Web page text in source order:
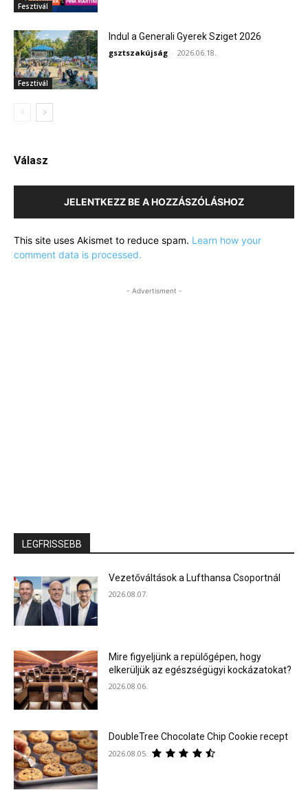
Fesztivál
Fesztivál
Indul a Generali Gyerek Sziget 2026
gsztszakújság - 2026.06.18.
Válasz
JELENTKEZZ BE A HOZZÁSZÓLÁSHOZ
This site uses Akismet to reduce spam. Learn how your
comment data is processed.
- Advertisment -
LEGFRISSEBB
Vezetőváltások a Lufthansa Csoportnál
2026.08.07.
Mire figyeljünk a repülőgépen, hogy
elkerüljük az egészségügyi kockázatokat?
2026.08.06.
DoubleTree Chocolate Chip Cookie recept
2026.08.05.